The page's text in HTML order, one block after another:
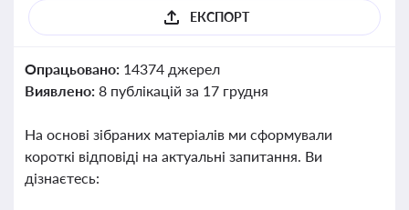
ЕКСПОРТ
Опрацьовано: 14374 джерел
Виявлено: 8 публікацій за 17 грудня
На основі зібраних матеріалів ми сформували
короткі відповіді на актуальні запитання. Ви
дізнаєтесь: